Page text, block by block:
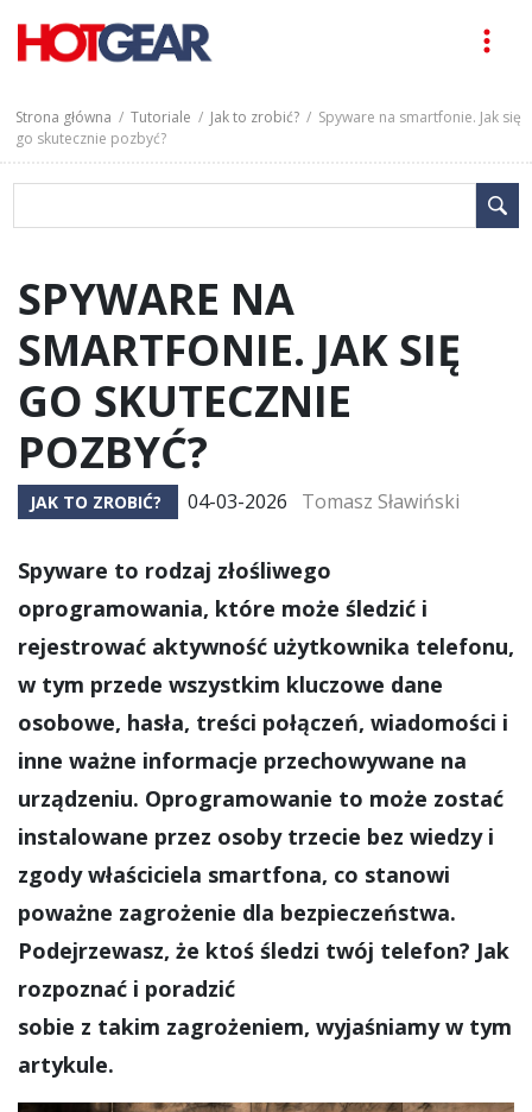
Strona główna /Tutoriale / Jak to zrobić? / Spyware na smartfonie. Jak się
go skutecznie pozbyć?
SPYWARE NA
SMARTFONIE. JAK SIĘ
GO SKUTECZNIE
POZBYĆ?
JAK TO ZROBIĆ? 04-03-2026 Tomasz Sławiński
Spyware to rodzaj złośliwego
oprogramowania, które może śledzić i
rejestrować aktywność użytkownika telefonu,
w tym przede wszystkim kluczowe dane
osobowe, hasła, treści połączeń, wiadomości i
inne ważne informacje przechowywane na
urządzeniu. Oprogramowanie to może zostać
instalowane przez osoby trzecie bez wiedzy i
zgody właściciela smartfona, co stanowi
poważne zagrożenie dla bezpieczeństwa.
Podejrzewasz, że ktoś śledzi twój telefon? Jak
rozpoznać i poradzić
sobie z takim zagrożeniem, wyjaśniamy w tym
artykule.